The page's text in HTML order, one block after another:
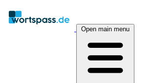
Open main menu